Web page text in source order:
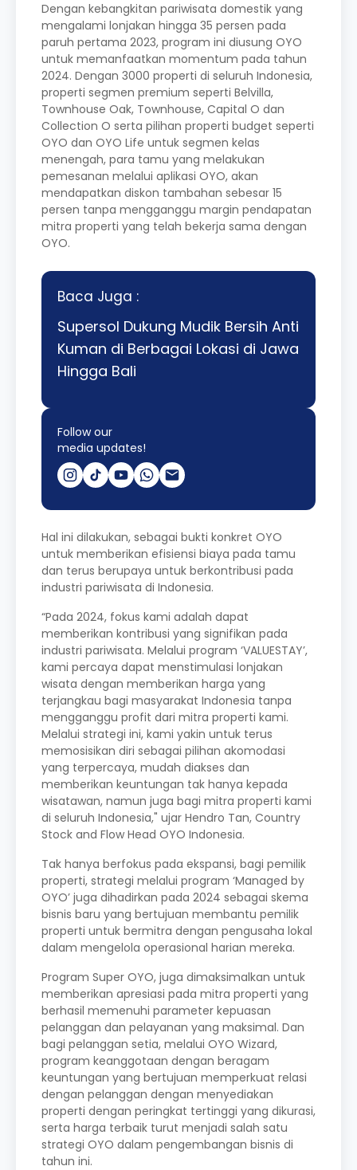
Dengan kebangkitan pariwisata domestik yang
mengalami lonjakan hingga 35 persen pada
paruh pertama 2023, program ini diusung OYO
untuk memanfaatkan momentum pada tahun
2024. Dengan 3000 properti di seluruh Indonesia,
properti segmen premium seperti Belvilla,
Townhouse Oak, Townhouse, Capital O dan
Collection O serta pilihan properti budget seperti
OYO dan OYO Life untuk segmen kelas
menengah, para tamu yang melakukan
pemesanan melalui aplikasi OYO, akan
mendapatkan diskon tambahan sebesar 15
persen tanpa mengganggu margin pendapatan
mitra properti yang telah bekerja sama dengan
OYO.
Baca Juga :
Supersol Dukung Mudik Bersih Anti
Kuman di Berbagai Lokasi di Jawa
Hingga Bali
Follow our
media updates!
Hal ini dilakukan, sebagai bukti konkret OYO
untuk memberikan efisiensi biaya pada tamu
dan terus berupaya untuk berkontribusi pada
industri pariwisata di Indonesia.
“Pada 2024, fokus kami adalah dapat
memberikan kontribusi yang signifikan pada
industri pariwisata. Melalui program ‘VALUESTAY’,
kami percaya dapat menstimulasi lonjakan
wisata dengan memberikan harga yang
terjangkau bagi masyarakat Indonesia tanpa
mengganggu profit dari mitra properti kami.
Melalui strategi ini, kami yakin untuk terus
memosisikan diri sebagai pilihan akomodasi
yang terpercaya, mudah diakses dan
memberikan keuntungan tak hanya kepada
wisatawan, namun juga bagi mitra properti kami
di seluruh Indonesia," ujar Hendro Tan, Country
Stock and Flow Head OYO Indonesia.
Tak hanya berfokus pada ekspansi, bagi pemilik
properti, strategi melalui program ‘Managed by
OYO’ juga dihadirkan pada 2024 sebagai skema
bisnis baru yang bertujuan membantu pemilik
properti untuk bermitra dengan pengusaha lokal
dalam mengelola operasional harian mereka.
Program Super OYO, juga dimaksimalkan untuk
memberikan apresiasi pada mitra properti yang
berhasil memenuhi parameter kepuasan
pelanggan dan pelayanan yang maksimal. Dan
bagi pelanggan setia, melalui OYO Wizard,
program keanggotaan dengan beragam
keuntungan yang bertujuan memperkuat relasi
dengan pelanggan dengan menyediakan
properti dengan peringkat tertinggi yang dikurasi,
serta harga terbaik turut menjadi salah satu
strategi OYO dalam pengembangan bisnis di
tahun ini.